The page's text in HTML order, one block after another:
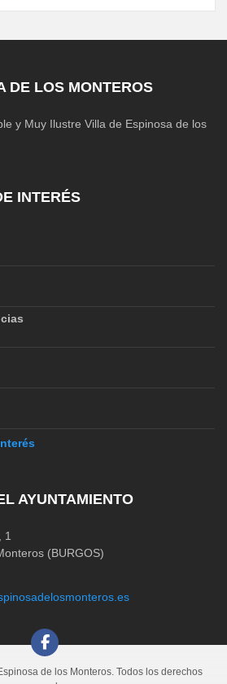
DE LOS MONTEROS
y Muy Ilustre Villa de Espinosa de los
INTERÉS
AYUNTAMIENTO
1
(BURGOS)
de los Monteros. Todos los derechos